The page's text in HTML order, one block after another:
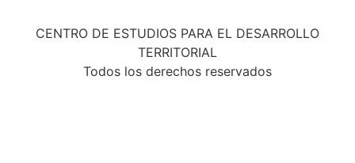
CENTRO DE ESTUDIOS PARA EL DESARROLLO
TERRITORIAL
Todos los derechos reservados